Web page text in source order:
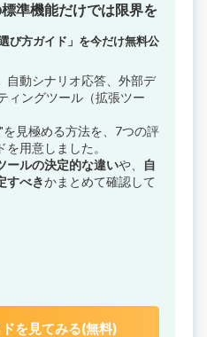
準機能だけでは限界を
び方ガイド」を今だけ無料公
自動シナリオ応答、外部デ
ィングツール（拡張ツー
見極める方法を、7つの評
用意しました。
ールの決定的な違いや、
自
すべきかまとめて確認して
を見てみる(無料)